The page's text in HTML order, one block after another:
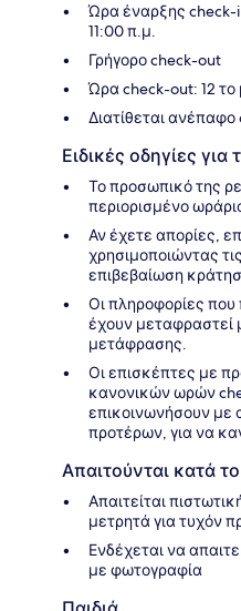
Ώρα έναρξης check-
11:00 π.μ.
Γρήγορο check-out
Ώρα check-out: 12 το
Διατίθεται
Ειδικές οδηγίες για
Το προσωπικό της
περιορισμένο
Αν έχετε απορίες,
χρησιμοποιώντας
επιβεβαίωση
Οι πληροφορίες
έχουν μεταφραστεί
μετάφρασης.
Οι επισκέπτες με
κανονικών ωρών
επικοινωνήσουν με
προτέρων, για να
Απαιτούνται κατά
Απαιτείται
μετρητά για τυχόν
Ενδέχεται να
με φωτογραφία